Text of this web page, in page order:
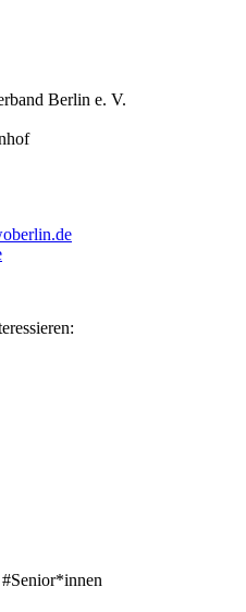
Berlin e. V.
#Senior*innen